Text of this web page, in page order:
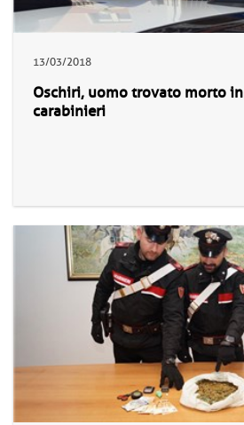
13/03/2018
Oschiri, uomo trovato morto
carabinieri